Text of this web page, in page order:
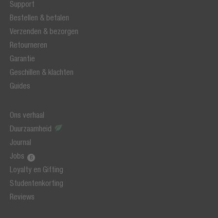
Support
Bestellen & betalen
Verzenden & bezorgen
Retourneren
Garantie
Geschillen & klachten
Guides
Ons verhaal
Duurzaamheid
Journal
Jobs
Loyalty en Gifting
Studentenkorting
Reviews